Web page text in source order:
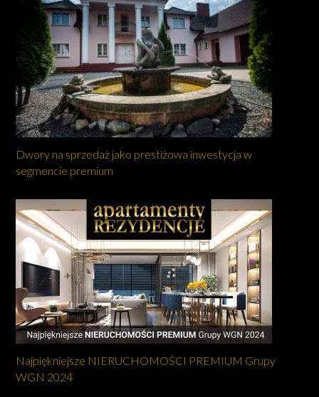
Dwory na sprzedaż jako prestiżowa inwestycja w
segmencie premium
Najpiękniejsze NIERUCHOMOŚCI PREMIUM Grupy
WGN 2024